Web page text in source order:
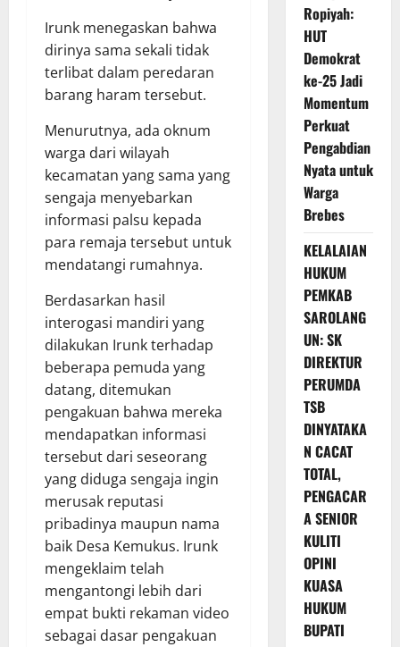
Irunk menegaskan bahwa
dirinya sama sekali tidak
terlibat dalam peredaran
barang haram tersebut.
Menurutnya, ada oknum
warga dari wilayah
kecamatan yang sama yang
sengaja menyebarkan
informasi palsu kepada
para remaja tersebut untuk
mendatangi rumahnya.
Berdasarkan hasil
interogasi mandiri yang
dilakukan Irunk terhadap
beberapa pemuda yang
datang, ditemukan
pengakuan bahwa mereka
mendapatkan informasi
tersebut dari seseorang
yang diduga sengaja ingin
merusak reputasi
pribadinya maupun nama
baik Desa Kemukus. Irunk
mengeklaim telah
mengantongi lebih dari
empat bukti rekaman video
sebagai dasar pengakuan
Ropiyah:
HUT
Demokrat
ke-25 Jadi
Momentum
Perkuat
Pengabdian
Nyata untuk
Warga
Brebes
KELALAIAN
HUKUM
PEMKAB
SAROLANG
UN: SK
DIREKTUR
PERUMDA
TSB
DINYATAKA
N CACAT
TOTAL,
PENGACAR
A SENIOR
KULITI
OPINI
KUASA
HUKUM
BUPATI